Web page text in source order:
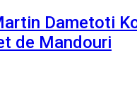
Dametoti
de Mandouri